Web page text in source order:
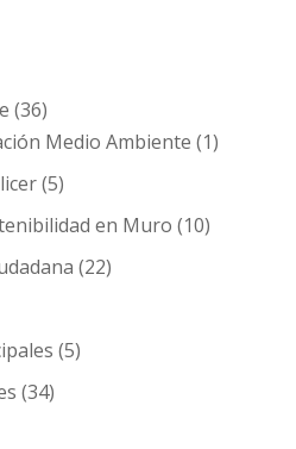
(36)
Medio Ambiente (1)
(5)
en Muro (10)
(22)
(5)
(34)